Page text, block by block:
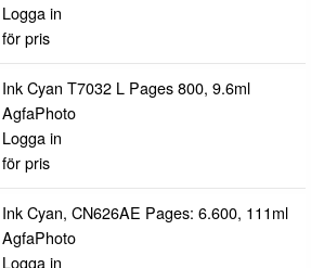
Logga in
för pris
Ink Cyan T7032 L Pages 800, 9.6ml
AgfaPhoto
Logga in
för pris
Ink Cyan, CN626AE Pages: 6.600, 111ml
AgfaPhoto
Logga in